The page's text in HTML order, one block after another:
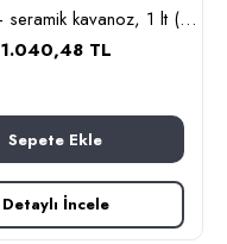
BRUGDHAJ - seramik kavanoz, 1 lt (bej)
1.040,48 TL
Sepete Ekle
Detaylı İncele